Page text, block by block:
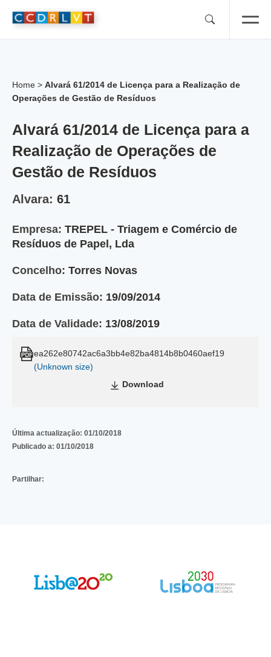
Home > Alvará 61/2014 de Licença para a Realização de
Operações de Gestão de Resíduos
Alvará 61/2014 de Licença para a
Realização de Operações de
Gestão de Resíduos
Alvara: 61
Empresa: TREPEL - Triagem e Comércio de
Resíduos de Papel, Lda
Concelho: Torres Novas
Data de Emissão: 19/09/2014
Data de Validade: 13/08/2019
ea262e80742ac6a3bb4e82ba4814b8b0460aef19
(Unknown size)
Download
Última actualização: 01/10/2018
Publicado a: 01/10/2018
Partilhar: